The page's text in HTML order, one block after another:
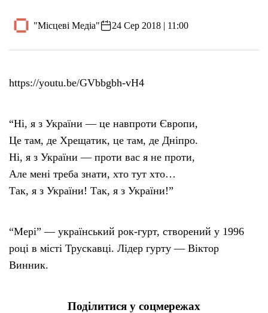
"Місцеві Медіа" 24 Сер 2018 | 11:00
https://youtu.be/GVbbgbh-vH4
“Ні, я з України — це навпроти Європи,
Це там, де Хрещатик, це там, де Дніпро.
Ні, я з України — проти вас я не проти,
Але мені треба знати, хто тут хто…
Так, я з України! Так, я з України!”
“Мері” — український рок-гурт, створений у 1996
році в місті Трускавці. Лідер гурту — Віктор
Винник.
Поділитися у соцмережах